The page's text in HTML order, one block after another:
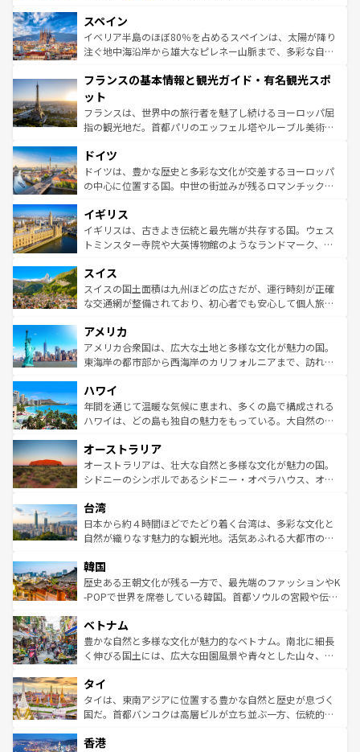
ろん、トスカーナの美しい田園風景やアマルフィ海岸の絶
景など、自然景観も見逃せない。観光の合間には、本場の
ピザやパスタなど、絶品のイタリア料理を堪能することも
ませてくれるイタリアで、忘れられない旅をしてみよう！
なお、新着のイタリア情報は
しい。
スペイン
イベリア半島のほぼ80％を占めるスペインは、太陽が降り
注ぐ地中海沿岸から雄大なピレネー山脈まで、多彩な自然
文化が根付くこの国では、情熱的なフラメンコ、熱気あふ
れる闘牛、そして美味しいタパスが生活の一部となってい
る。首都マドリードの洗練された雰囲気や、バルセロナの
アートに溢れた街角から、地方では古代ローマ遺跡や中世
せる。地方によって風土や気候が異なるスペインはその個
性で訪れる人を魅了する。 なお、新着のスペイン情報は コ
ンテンツ一覧を参照してほしい。
フランスの基本情報と観光ガイド・有名観光スポ
ット
フランスは、世界中の旅行者を魅了し続けるヨーロッパ屈
指の観光地だ。首都パリのエッフェル塔やルーブル美術館
で、幅広い魅力が詰まっている。華麗な宮殿、歴史的な大
聖堂、美しいビーチ、そして豊かな自然が、訪れる者を心
から魅了する。また、フランスは美食の国としても知ら
いる。シャンパンの発祥地であるランス、プロヴァンスの
香り高いラベンダー畑など、多彩な楽しみ方が可能だ。さ
らに、パリ以外の地域にも魅力が溢れており、どの街角に
れる地方に足を運ぶとそれぞれで全く異なる文化を体験で
きるだろう。 なお、新着のフランス情報はコンテンツ一覧
を参照してほしい。
ドイツ
ドイツは、豊かな歴史と多彩な文化が交差するヨーロッパ
の中心に位置する国。中世の街並みが残るロマンチック街
顔を持つこの国は、どこを歩いても飽きることがない。ベ
ルリンの文化的活気、バイエルン州のアルプスの絶景、そ
してライン川沿いのワイン畑といった風景は必見。ビール
は、お酒好きな人にはぜひ体験してほしい。 なお、新着の
ドイツ情報はコンテンツ一覧を参照してほしい。
イギリス
イギリスは、古きよき伝統と最先端が共存する国。ウェス
トミンスター寺院や大英博物館のようなランドマーク、歴
リアごとに異なる魅力がある。また、優雅なアフタヌーン
ティー、ビール好きにはたまらない英国パブ、サッカー観
戦など、本場だからこそできる体験も豊富。イギリスを旅
ンツ一覧を参照してほしい。
スイス
スイスの国土面積は九州ほどの広さだが、運行時刻が正確
な交通網が整備されており、初心者でも安心して個人旅行
の建物がそのまま残る町や、スイスならではのユニークな
博物館もあり、アルプス観光だけでなく町歩きも満喫する
ことができる。国民の所得が高いため物価も高いが、旅行
ば市内交通費無料で観光を楽しむこともできる。 なお、新
着のスイス情報はコンテンツ一覧 を参照してほしい。
アメリカ
アメリカ合衆国は、広大な土地と多様な文化が魅力の国。
東海岸の都市部から西海岸のカリフォルニアまで、訪れる
のような巨大都市は、観光、ショッピング、エンターテイ
ンメントが詰まった刺激的なスポットだ。一方、アメリカ
西部には大自然が広がり、グランドキャニオンやイエロー
部のニューオーリンズでは、音楽と美食が融合した独特の
文化が魅力。旅行者はアメリカの各地域で異なる魅力を楽
しみながら、その多様性と豊かな歴史を感じることができ
ならではの贅沢な旅のスタイルだ。 なお、新着のアメリカ
情報はコンテンツ一覧を参照してほしい。
ハワイ
年間を通じて温暖な気候に恵まれ、多くの島で構成される
ハワイは、どの島も独自の魅力をもっている。大自然の神
ワイ島は見逃せない。また、定番の観光地といえばオアフ
島だが、静かな自然を求めるならマウイ島やカウアイ島が
おすすめ。エメラルドグリーンに輝く海をはじめ、豊かな
れるおもてなしの心で訪れる人々を迎えてくれるハワイの
人々、おいしいローカルフードやハワイアンミュージッ
ク、伝統的なフラダンスなど、すべてがハワイの魅力を彩
ワイを、存分に味わってほしい。 なお、新着のハワイ情報
はコンテンツ一覧を参照してほしい。
オーストラリア
オーストラリアは、壮大な自然と多様な文化が魅力の国。
シドニーのシンボルであるシドニー・オペラハウス、オー
リアリーフや大陸中央部にそびえるウルル（エアーズロッ
ク）、タスマニアの美しい原生林やケアンズの熱帯雨林な
ど、見どころがたくさん。また、カフェやワイン、オージ
いる。アクティビティも充実しており、サーフィンやダイ
ビング、ハイキングなど、アウトドア好きにはたまらな
い。オーストラリアの多彩な魅力を存分に味わいつくそ
参照してほしい。
台湾
日本から約４時間ほどでたどり着く台湾は、多彩な文化と
自然が織りなす魅力的な観光地。活気あふれる大都市の台
ン）、静ひつな山岳地帯である台湾東部など、都市の喧騒
と山間の静けさが共存しており、訪れる人に新しい発見と
驚きをもたらしてくれる。また、奥深い台湾の食文化も魅
容にもいいと評判のスイーツなど、バラエティ豊かな料理
が味わえる。 なお、新着の台湾情報は コンテンツ一覧を参
照してほしい。
韓国
歴史ある王朝文化が残る一方で、最先端のファッションやK
-POPで世界を席巻している韓国。首都ソウルの宮殿や伝統
き、地方に足を延ばせば四季折々の自然美を楽しむことが
できる。そして、キムチや焼肉、絶品のストリートフード
まで、さまざまな韓国料理が待っている。夜には、韓国な
リティに包まれながら、韓国の多彩な魅力を心ゆくまで味
わってみてほしい。 なお、新着の韓国情報はコンテンツ一
覧を参照してほしい。
ベトナム
豊かな自然と多様な文化が魅力的なベトナム。南北に細長
く伸びる国土には、広大な田園風景や青々とした山々、世
急速な発展と共に伝統が息づく。ハノイの古い町並みやホ
ーチミン市のフランス統治時代の建物も、独特の雰囲気を
醸し出している。また、バラエティの豊かさとおいしさで
とつ。フォーやバインミー、ベトナムコーヒーなどは、ぜ
タイ
タイは、東南アジアに位置する豊かな自然と歴史が息づく
国だ。首都バンコクは高層ビルが立ち並ぶ一方、伝統的な
の活気が交差している。北部ではチェンマイなどの山岳地
香港